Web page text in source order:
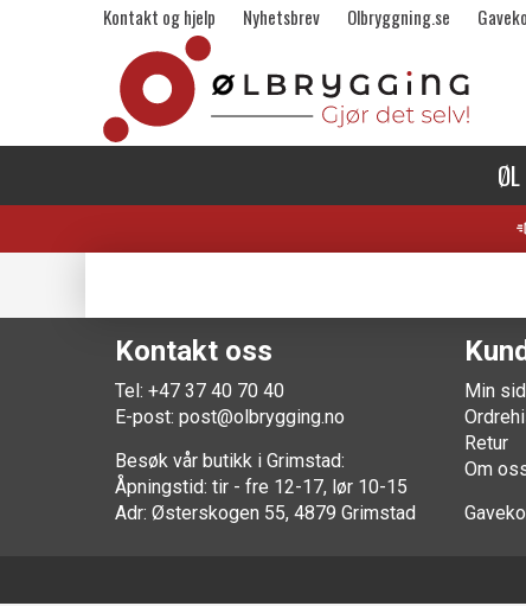
Kontakt og hjelp Nyhetsbrev Olbryggning.se
ØL
Kontakt oss
Tel: +47 37 40 70 40
E-post: post@olbrygging.no
Besøk vår butikk i Grimstad:
Åpningstid: tir - fre 12-17, lør 10-15
Adr: Østerskogen 55, 4879 Grimstad
Min
Retur
Om